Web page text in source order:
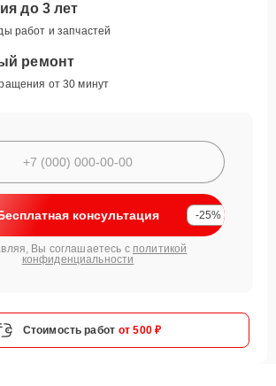
до 3 лет
работ и запчастей
ремонт
от 30 минут
консультация -25%
Вы соглашаетесь с политикой
конфиденциальности
Стоимость работ от 500 ₽